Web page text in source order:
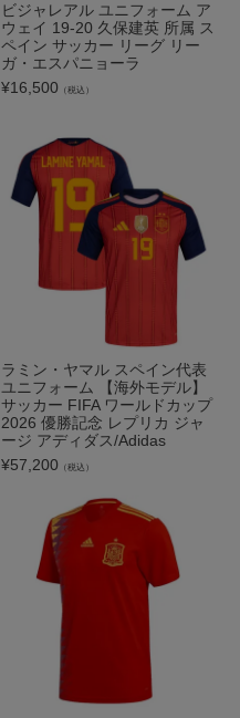
ビジャレアル ユニフォーム ア
ウェイ 19-20 久保建英 所属 ス
ペイン サッカー リーグ リー
ガ・エスパニョーラ
¥16,500 （税込）
ラミン・ヤマル スペイン代表
ユニフォーム 【海外モデル】
サッカー FIFA ワールドカップ
2026 優勝記念 レプリカ ジャ
ージ アディダス/Adidas
¥57,200 （税込）